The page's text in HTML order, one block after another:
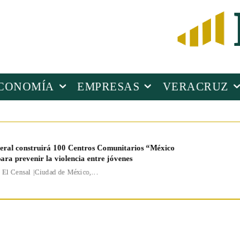
EMPRESAS VERACRUZ
construirá 100 Centros Comunitarios “México
prevenir la violencia entre jóvenes
El Censal |Ciudad de México,...